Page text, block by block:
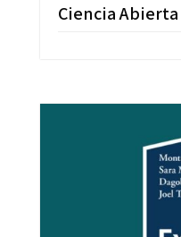
Ciencia Abierta